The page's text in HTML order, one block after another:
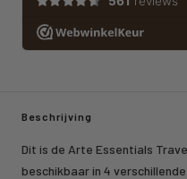
Beschrijving
Dit is de Arte Essentials
beschikbaar in 4